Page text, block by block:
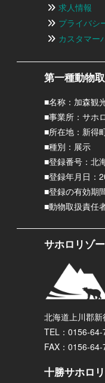
求人情報
プライバシ
カスタマー
第一種動物
■名称：加森観
■事業所：サホ
■所在地：新得
■種別：展示
■登録番号：北
■登録年月日：
■登録の有効期
■動物取扱責任
サホロリゾ
北海道上川郡
TEL：0156-64-
FAX：0156-
十勝サホロ